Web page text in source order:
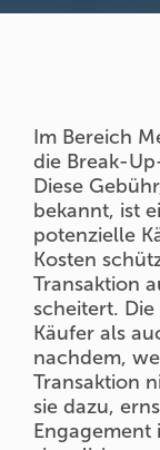
Im Bereich
die Break-
Diese
bekannt, ist
potenzielle
Kosten
Transaktion
scheitert.
Käufer als
nachdem,
Transaktion
sie dazu,
Engagement